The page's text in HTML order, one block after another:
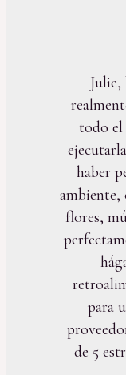
todo
haber
ambiente,
flores,
para
de 5